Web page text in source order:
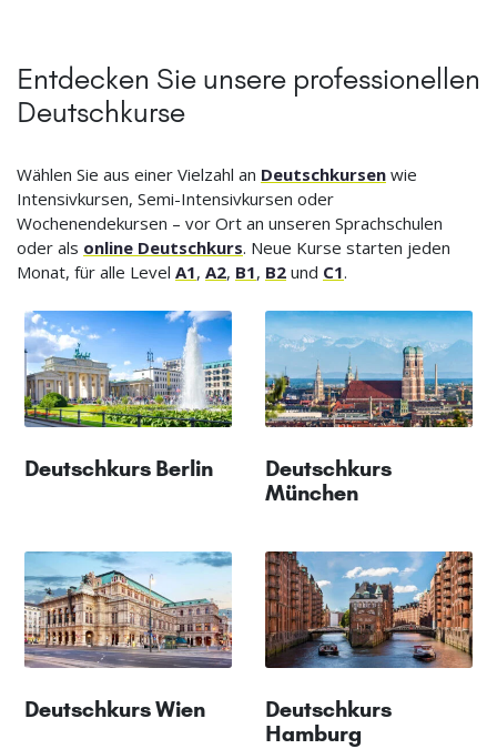
Entdecken Sie unsere professionellen
Deutschkurse
Wählen Sie aus einer Vielzahl an Deutschkursen wie
Intensivkursen, Semi-Intensivkursen oder
Wochenendekursen – vor Ort an unseren Sprachschulen
oder als online Deutschkurs. Neue Kurse starten jeden
Monat, für alle Level A1, A2, B1, B2 und C1.
Deutschkurs Berlin
Deutschkurs
München
Deutschkurs Wien
Deutschkurs
Hamburg